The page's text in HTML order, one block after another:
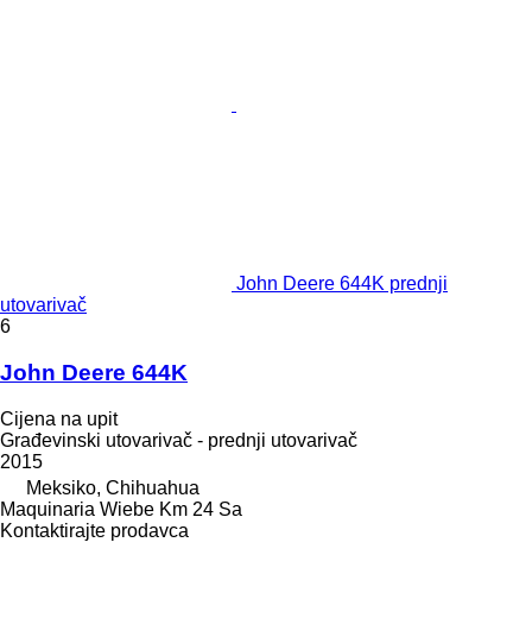
John Deere 644K prednji
utovarivač
6
John Deere 644K
Cijena na upit
Građevinski utovarivač - prednji utovarivač
2015
Meksiko, Chihuahua
Maquinaria Wiebe Km 24 Sa
Kontaktirajte prodavca